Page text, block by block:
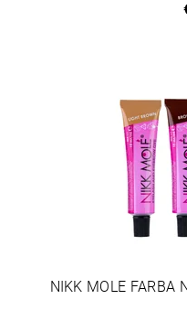
NIKK MOLE FARBA